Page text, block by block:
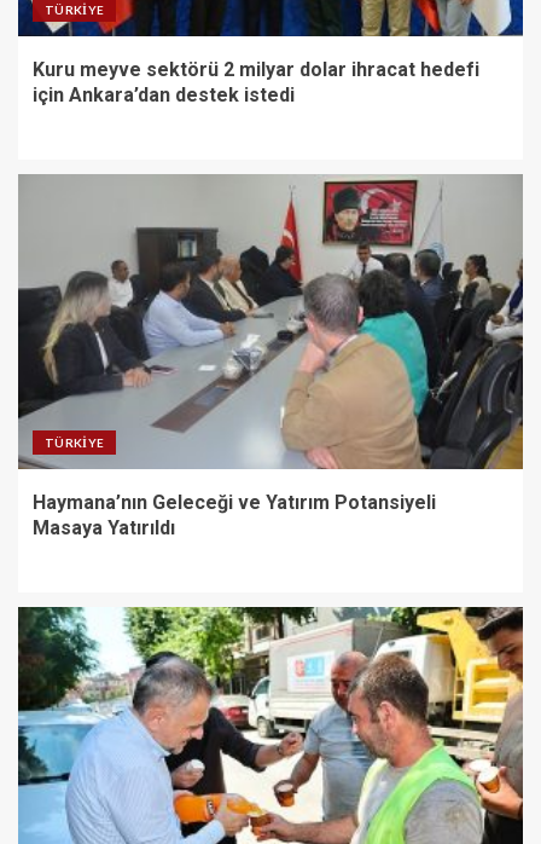
TÜRKIYE
Kuru meyve sektörü 2 milyar dolar ihracat hedefi
için Ankara’dan destek istedi
TÜRKIYE
Haymana’nın Geleceği ve Yatırım Potansiyeli
Masaya Yatırıldı